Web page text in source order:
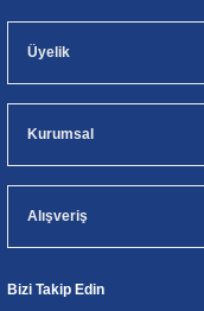
Üyelik
Kurumsal
Alışveriş
Bizi Takip Edin